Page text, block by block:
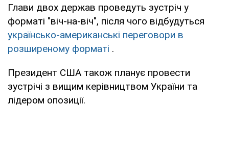
Глави двох держав проведуть зустріч у
форматі "віч-на-віч", після чого відбудуться
українсько-американські переговори в
розширеному форматі .
Президент США також планує провести
зустрічі з вищим керівництвом України та
лідером опозиції.